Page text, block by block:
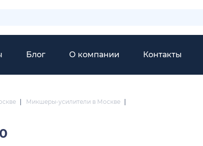
Блог О компании Контакты
Микшеры-усилители в Москве